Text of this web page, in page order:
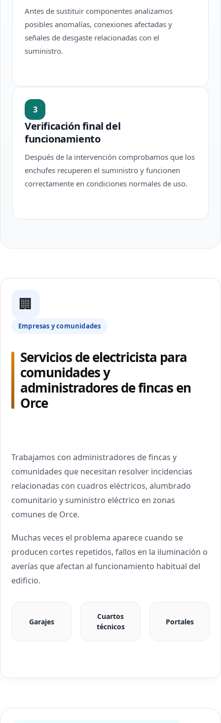
Antes de sustituir componentes analizamos
posibles anomalías, conexiones afectadas y
señales de desgaste relacionadas con el
suministro.
3
Verificación final del
funcionamiento
Después de la intervención comprobamos que los
enchufes recuperen el suministro y funcionen
correctamente en condiciones normales de uso.
🏢
Empresas y comunidades
Servicios de electricista para
comunidades y
administradores de fincas en
Orce
Trabajamos con administradores de fincas y
comunidades que necesitan resolver incidencias
relacionadas con cuadros eléctricos, alumbrado
comunitario y suministro eléctrico en zonas
comunes de Orce.
Muchas veces el problema aparece cuando se
producen cortes repetidos, fallos en la iluminación o
averías que afectan al funcionamiento habitual del
edificio.
Garajes
Cuartos
técnicos
Portales